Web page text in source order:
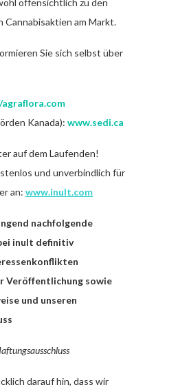
am Markt.
Sie sich selbst über
Kanada): www.sedi.ca
auf dem Laufenden!
und unverbindlich für
an: www.inult.com
nachfolgende
inult definitiv
Veröffentlichung sowie
und unseren
darauf hin, dass wir